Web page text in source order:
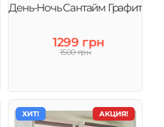
День-Ночь Сантайм Графит
1299 грн
1500 грн
АКЦИЯ!
ХИТ!